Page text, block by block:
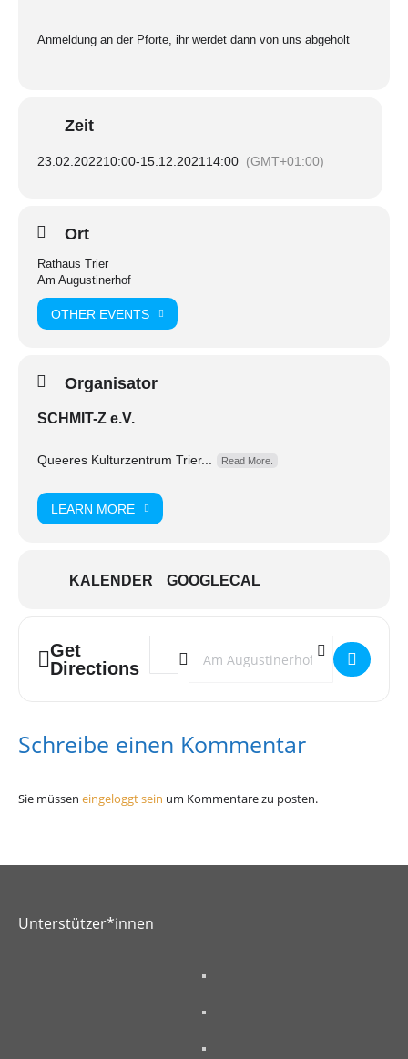
Anmeldung an der Pforte, ihr werdet dann von uns abgeholt
Zeit
23.02.202210:00-15.12.2021 14:00 (GMT+01:00)
Ort
Rathaus Trier
Am Augustinerhof
OTHER EVENTS
Organisator
SCHMIT-Z e.V.
Queeres Kulturzentrum Trier... Read More.
LEARN MORE
KALENDER GOOGLECAL
Get
Directions
Address - Offene Sprechstunde im Rathaus
Destination Address - Offene
Schreibe einen Kommentar
Sie müssen eingeloggt sein um Kommentare zu posten.
Unterstützer*innen